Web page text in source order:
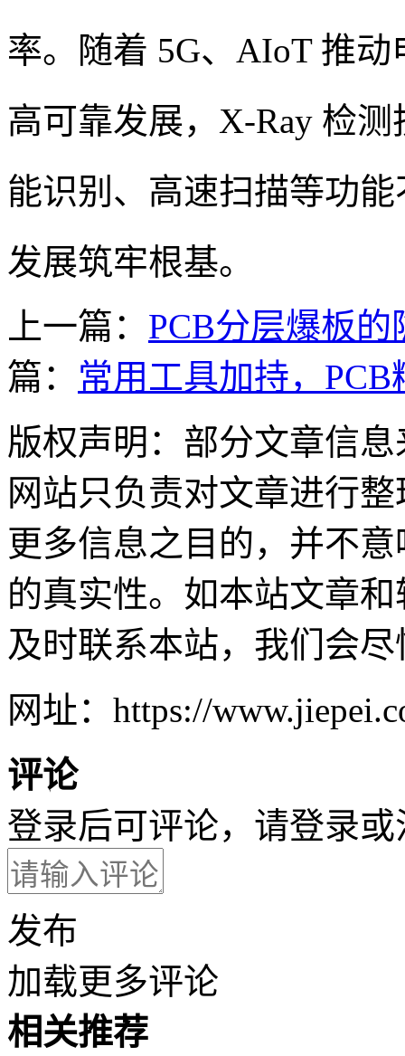
率。随着 5G、AIoT 推
高可靠发展，X-Ray 检
能识别、高速扫描等功
发展筑牢根基。
上一篇： PCB分层爆板
篇： 常用工具加持，
版权声明：部分文章信
网站只负责对文章进行
更多信息之目的，并不
的真实性。如本站文章
及时联系本站，我们会
网址：https://
评论
登录后可评论，请登录或
发布
加载更多评论
相关推荐